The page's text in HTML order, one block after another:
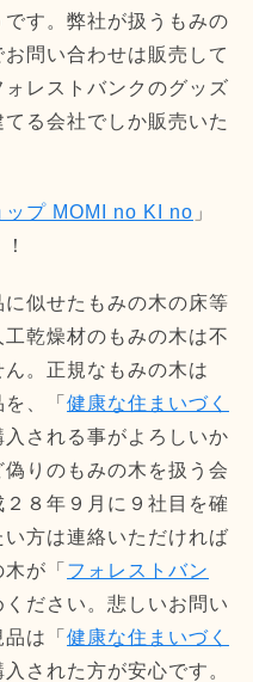
す。弊社が扱うもみの
問い合わせは販売して
レストバンクのグッズ
る会社でしか販売いた
ップ MOMI no KI no 」
に似せたもみの木の床等
乾燥材のもみの木は不
。正規なもみの木は
を、「 健康な住まいづく
入される事がよろしいか
りのもみの木を扱う会
８年９月に９社目を確
方は連絡いただければ
が「 フォレストバン
ださい。悲しいお問い
は「 健康な住まいづく
された方が安心です。